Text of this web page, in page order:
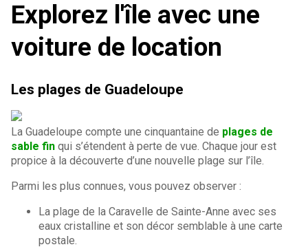
Explorez l'île avec une
voiture de location
Les plages de Guadeloupe
La Guadeloupe compte une cinquantaine de plages de
sable fin qui s’étendent à perte de vue. Chaque jour est
propice à la découverte d’une nouvelle plage sur l’île.
Parmi les plus connues, vous pouvez observer :
La plage de la Caravelle de Sainte-Anne avec ses
eaux cristalline et son décor semblable à une carte
postale.